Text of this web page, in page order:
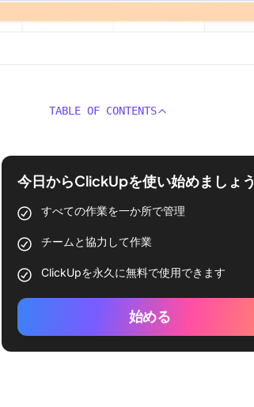
TABLE OF CONTENTS
今日からClickUpを使い始めましょう
すべての作業を一か所で管理
チームと協力して作業
ClickUpを永久に無料で使用できます
始める